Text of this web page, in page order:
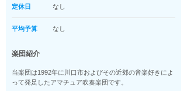
定休日 なし
平均予算 なし
楽団紹介
当楽団は1992年に川口市およびその近郊の音楽好きによ
って発足したアマチュア吹奏楽団です。